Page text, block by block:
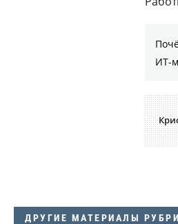
ИТ-
ДРУГИЕ МАТЕРИАЛЫ